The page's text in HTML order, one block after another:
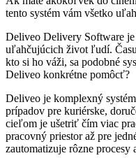
tento systém vám všetko
Deliveo Delivery Software je
uľahčujúcich život ľudí.
kto si ho váži, sa podobné
Deliveo konkrétne pomôcť?
Deliveo je komplexný
prípadov pre kuriérske,
cieľom je ušetriť čím viac
pracovný priestor až pre
zautomatizuje rôzne